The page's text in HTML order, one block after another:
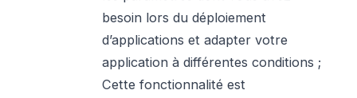
besoin lors du déploiement
d’applications et adapter votre
application à différentes conditions ;
Cette fonctionnalité est